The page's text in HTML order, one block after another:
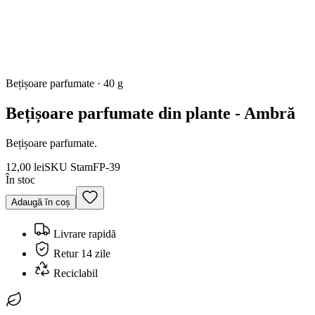
Bețișoare parfumate · 40 g
Bețișoare parfumate din plante - Ambră
Bețișoare parfumate.
12,00 leiSKU StamFP-39
În stoc
Adaugă în coș
Livrare rapidă
Retur 14 zile
Reciclabil